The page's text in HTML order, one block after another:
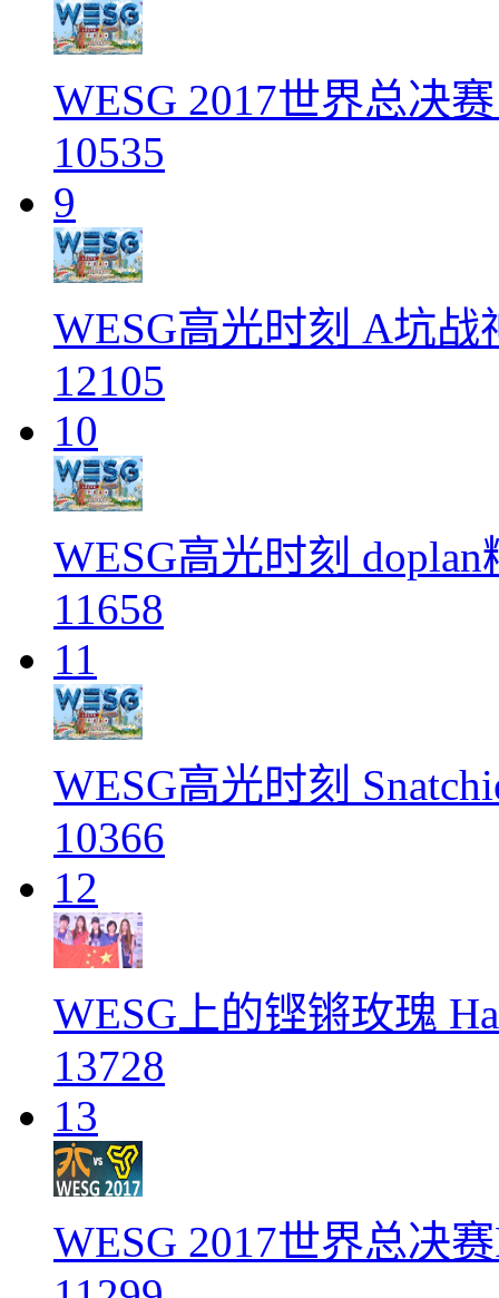
WESG 2017世界总决
10535
9
WESG高光时刻 A坑
12105
10
WESG高光时刻
11658
11
WESG高光时刻
10366
12
WESG上的铿锵玫瑰
13728
13
WESG 2017世界总决